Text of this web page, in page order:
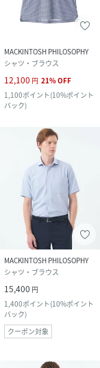
MACKINTOSH PHILOSOPHY
シャツ・ブラウス
12,100 円 21%OFF
1,100ポイント(10%ポイント
バック)
MACKINTOSH PHILOSOPHY
シャツ・ブラウス
15,400 円
1,400ポイント(10%ポイント
バック)
クーポン対象